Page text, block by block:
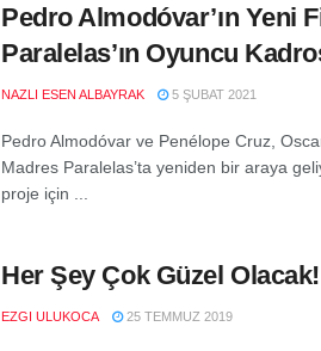
Pedro Almodóvar’ın Yeni
Paralelas’ın Oyuncu
NAZLI ESEN ALBAYRAK 5 ŞUBAT 2021
Pedro Almodóvar ve Penélope Cruz,
Madres Paralelas’ta yeniden bir araya
proje için ...
Her Şey Çok Güzel Olacak!
EZGI ULUKOCA 25 TEMMUZ 2019